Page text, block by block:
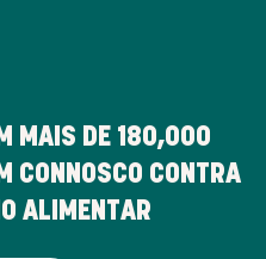
MAIS DE 180,000
CONNOSCO CONTRA
ALIMENTAR